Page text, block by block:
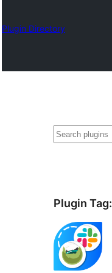
Plugin Directory
ရှာ
Plugin Tag: